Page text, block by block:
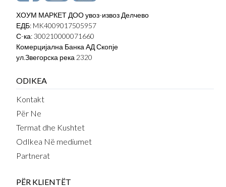
ХОУМ МАРКЕТ ДОО увоз-извоз Делчево
ЕДБ: MK4009017505957
С-ка: 300210000071660
Комерцијална Банка АД Скопје
ул.Звегорска река 2320
ODIKEA
Kontakt
Për Ne
Termat dhe Kushtet
OdIkea Në mediumet
Partnerat
PËR KLIENTËT